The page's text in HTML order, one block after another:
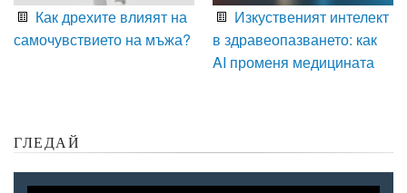
Как дрехите влияят на
самочувствието на мъжа?
Изкуственият интелект
в здравеопазването: как
AI променя медицината
ГЛЕДАЙ